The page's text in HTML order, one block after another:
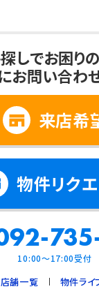
の同意がある場合
づく場合
の範囲内で個人情
一部を委託する場合
命、身体又は財産の保
人の同意を得ること
生の向上、児童の健全
ご本人の同意を得る
公共団体などに協
意を得ることによっ
るとき
譲渡などの事由によ
しでお困り
お問い合わ
来店希
物件リク
10:00～17:00受付
店舗一覧
物件ライ